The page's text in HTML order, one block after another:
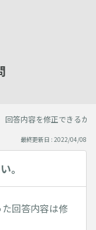
回答内容を修正できるか
最終更新日 : 2022/04/08
。
回答内容は修